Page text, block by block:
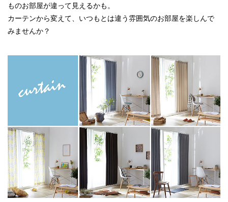
ものお部屋が違って見えるかも。
カーテンから変えて、いつもとは違う雰囲気のお部屋を楽しんで
みませんか？